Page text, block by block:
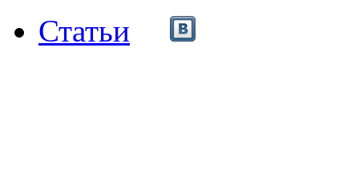
Статьи